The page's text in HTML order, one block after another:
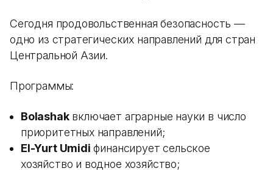
Сегодня продовольственная безопасность —
одно из стратегических направлений для стран
Центральной Азии.
Программы:
Bolashakвключает аграрные науки в число
приоритетных направлений;
El-Yurt Umidi финансирует сельское
хозяйство и водное хозяйство;